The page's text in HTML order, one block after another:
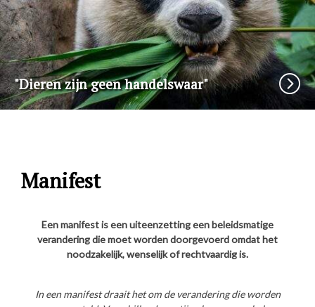
"Dieren zijn geen handelswaar"
Manifest
Een manifest is een uiteenzetting een beleidsmatige
verandering die moet worden doorgevoerd omdat het
noodzakelijk, wenselijk of rechtvaardig is.
In een manifest draait het om de verandering die worden